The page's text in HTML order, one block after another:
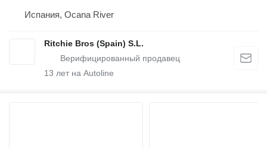
Испания, Ocana River
Ritchie Bros (Spain) S.L.
13 лет на Autoline